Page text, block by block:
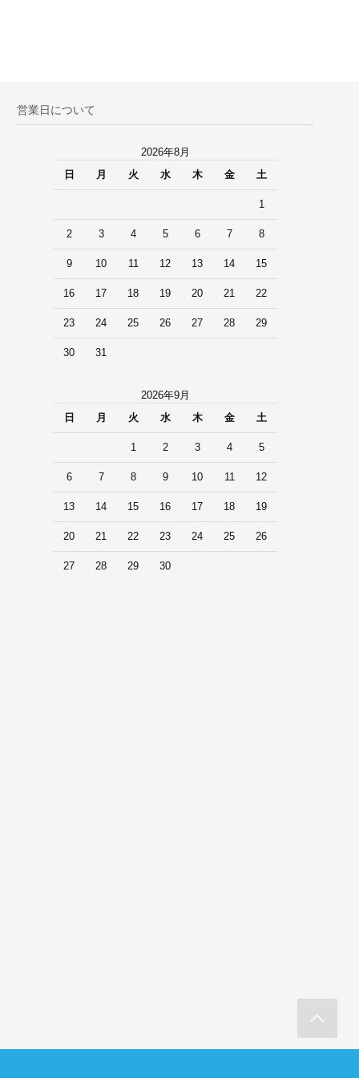
営業日について
2026年8月
日
月 火 水 木 金 土
1
2 3 4 5 6 7 8
9 10 11 12 13 14 15
16 17 18 19 20 21 22
23 24 25 26 27 28 29
30 31
2026年9月
日
月 火 水 木 金 土
1 2 3 4 5
6 7 8 9 10 11 12
13 14 15 16 17 18 19
20 21 22 23 24 25 26
27 28 29 30